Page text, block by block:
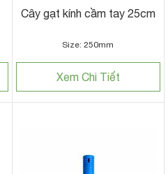
Cây gạt kính cầm tay 25cm
Size: 250mm
Xem Chi Tiết